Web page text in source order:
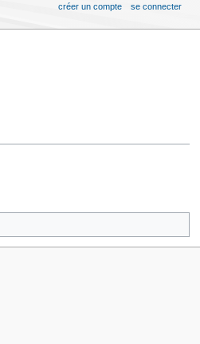
créer un compte se connecter